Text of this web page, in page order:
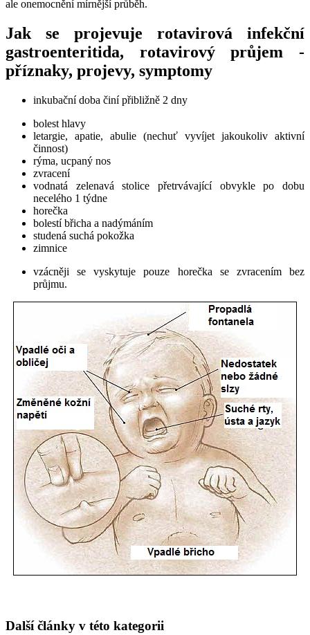
ale onemocnění mírnější průběh.
Jak se projevuje rotavirová infekční
gastroenteritida, rotavirový průjem -
příznaky, projevy, symptomy
inkubační doba činí přibližně 2 dny
bolest hlavy
letargie, apatie, abulie (nechuť vyvíjet jakoukoliv aktivní
činnost)
rýma, ucpaný nos
zvracení
vodnatá zelenavá stolice přetrvávající obvykle po dobu
necelého 1 týdne
horečka
bolestí břicha a nadýmáním
studená suchá pokožka
zimnice
vzácněji se vyskytuje pouze horečka se zvracením bez
průjmu.
Další články v této kategorii